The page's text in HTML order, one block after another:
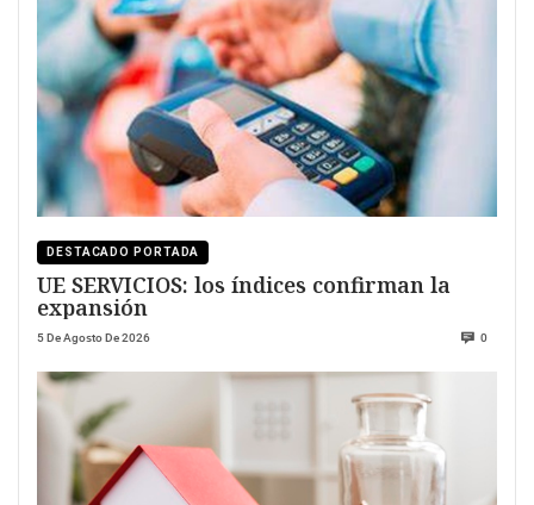
DESTACADO PORTADA
UE SERVICIOS: los índices confirman la
expansión
5 De Agosto De 2026 0